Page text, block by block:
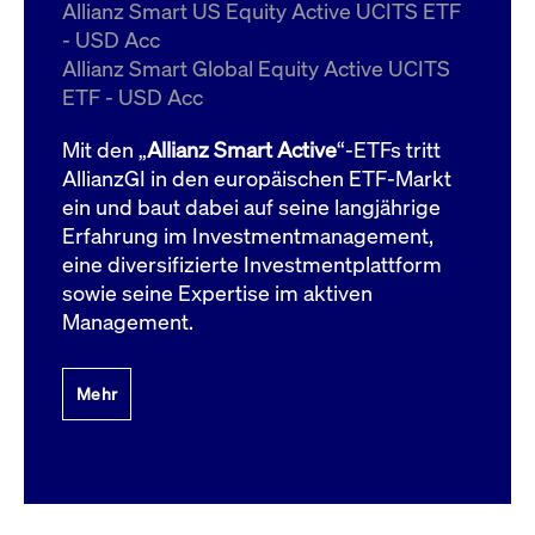
Allianz Smart US Equity Active UCITS ETF
- USD Acc
Allianz Smart Global Equity Active UCITS
ETF - USD Acc
Mit den „Allianz Smart Active“-ETFs tritt
AllianzGI in den europäischen ETF-Markt
ein und baut dabei auf seine langjährige
Erfahrung im Investmentmanagement,
eine diversifizierte Investmentplattform
sowie seine Expertise im aktiven
Management.
Mehr
ApplicationGatewayAffinityCORS
boerse.com
Domain
bis